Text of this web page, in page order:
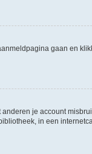
gaan en
je account
in een